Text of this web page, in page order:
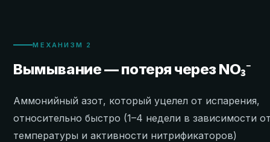
МЕХАНИЗМ 2
Вымывание — потеря через NO₃⁻
Аммонийный азот, который уцелел от испарения,
относительно быстро (1–4 недели в зависимости
температуры и активности нитрификаторов)